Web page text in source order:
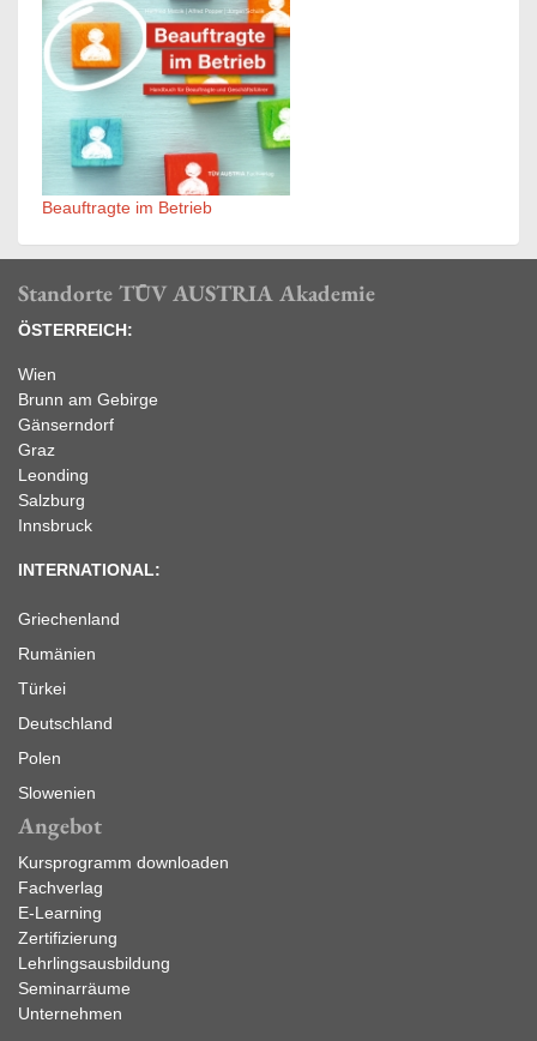
Beauftragte im Betrieb
Standorte TÜV AUSTRIA Akademie
ÖSTERREICH:
Wien
Brunn am Gebirge
Gänserndorf
Graz
Leonding
Salzburg
Innsbruck
INTERNATIONAL:
Griechenland
Rumänien
Türkei
Deutschland
Polen
Slowenien
Angebot
Kursprogramm downloaden
Fachverlag
E-Learning
Zertifizierung
Lehrlingsausbildung
Seminarräume
Unternehmen